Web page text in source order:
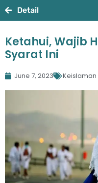
Detail
Ketahui, Wajib
Syarat Ini
June 7, 2023 Keislaman